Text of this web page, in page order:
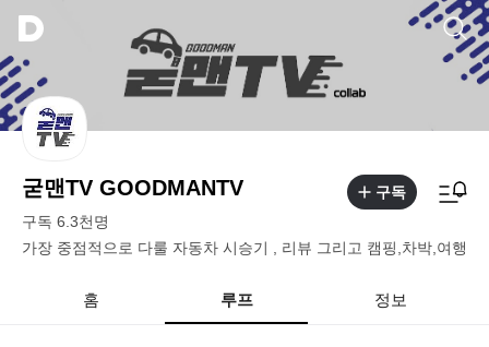
굳맨TV GOODMANTV
구독 6.3천명
가장 중점적으로 다룰 자동차 시승기 , 리뷰 그리고 캠핑,차박,여행
구독
홈 루프 정보